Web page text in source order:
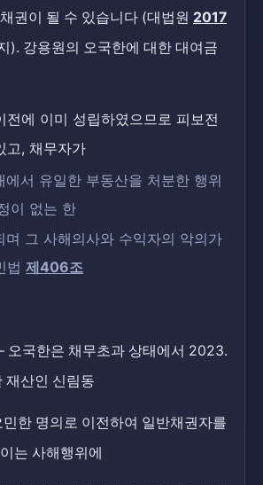
권이 될 수 있습니다 (대법원 2017
). 강용원의 오국한에 대한 대여금
전에 이미 성립하였으므로 피보전
고, 채무자가
에서 유일한 부동산을 처분한 행위
이 없는 한
며 그 사해의사와 수익자의 악의가
법 제406조
국한은 채무초과 상태에서 2023.
재산인 신림동
한 명의로 이전하여 일반채권자를
는 사해행위에